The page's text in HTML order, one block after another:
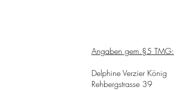
Angaben gem.§5 TMG:
Delphine Verzier König
Rehbergstrasse 39